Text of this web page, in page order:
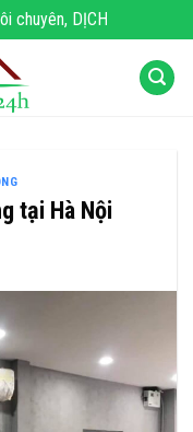
DỊCH VỤ SƠN NHÀ
tại Hà Nội